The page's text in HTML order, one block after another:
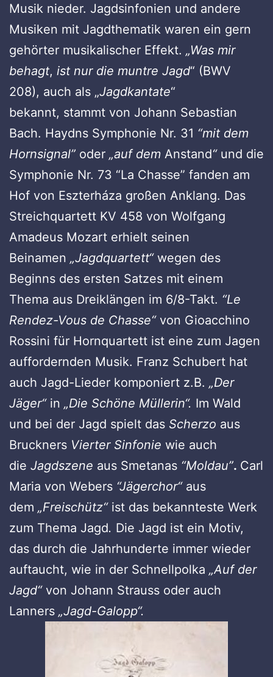
Musik nieder. Jagdsinfonien und andere
Musiken mit Jagdthematik waren ein gern
gehörter musikalischer Effekt. „Was mir
behagt, ist nur die muntre Jagd“ (BWV
208), auch als „Jagdkantate“
bekannt, stammt von Johann Sebastian
Bach. Haydns Symphonie Nr. 31 “mit dem
Hornsignal” oder „auf dem Anstand“ und die
Symphonie Nr. 73 “La Chasse” fanden am
Hof von Eszterháza großen Anklang. Das
Streichquartett KV 458 von Wolfgang
Amadeus Mozart erhielt seinen
Beinamen „Jagdquartett“ wegen des
Beginns des ersten Satzes mit einem
Thema aus Dreiklängen im 6/8-Takt. “Le
Rendez-Vous de Chasse“ von Gioacchino
Rossini für Hornquartett ist eine zum Jagen
auffordernden Musik. Franz Schubert hat
auch Jagd-Lieder komponiert z.B. „Der
Jäger“ in „Die Schöne Müllerin“. Im Wald
und bei der Jagd spielt das Scherzo aus
Bruckners Vierter Sinfonie wie auch
die Jagdszene aus Smetanas “Moldau”. Carl
Maria von Webers “Jägerchor“ aus
dem „Freischütz“ ist das bekannteste Werk
zum Thema Jagd. Die Jagd ist ein Motiv,
das durch die Jahrhunderte immer wieder
auftaucht, wie in der Schnellpolka „Auf der
Jagd“ von Johann Strauss oder auch
Lanners „Jagd-Galopp“.